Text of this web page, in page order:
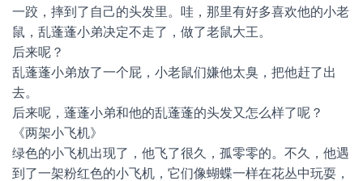
一跤，摔到了自己的头发里。哇，那里有好多喜欢他的小老
鼠，乱蓬蓬小弟决定不走了，做了老鼠大王。
后来呢？
乱蓬蓬小弟放了一个屁，小老鼠们嫌他太臭，把他赶了出
去。
后来呢，蓬蓬小弟和他的乱蓬蓬的头发又怎么样了呢？
《两架小飞机》
绿色的小飞机出现了，他飞了很久，孤零零的。不久，他遇
到了一架粉红色的小飞机，它们像蝴蝶一样在花丛中玩耍，